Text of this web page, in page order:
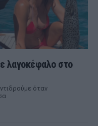
λαγοκέφαλο στο
όταν